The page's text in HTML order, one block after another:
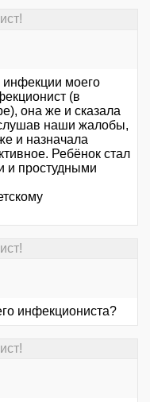
инфекции моего
(в
она же и сказала
наши жалобы,
и назначала
Ребёнок стал
и простудными
инфекциониста?